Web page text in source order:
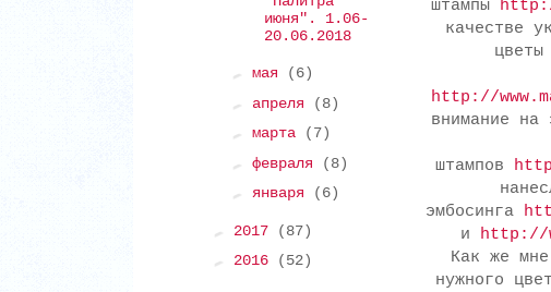
штампы
качестве
http://
внимание на
штампов
эмбосинга
и http://
Как же
нужного
июня". 1.06-
20.06.2018
► мая
(6)
► апреля
(8)
► марта
(7)
► февраля
(8)
► января (6)
► 2017
(87)
► 2016 (52)